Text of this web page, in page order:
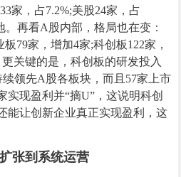
家，占7.2%;美股24家，占
再看A股内部，格局也在变：
79家，增加4家;科创板122家，
关键的是，科创板的研发投入
领先A股各板块，而且57家上市
实现盈利并“摘U”，这说明科创
能让创新企业真正实现盈利，这
张到系统运营